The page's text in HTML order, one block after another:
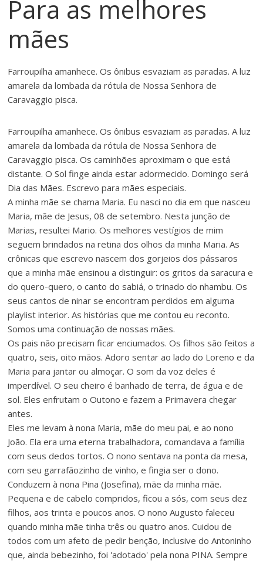
Para as melhores
mães
Farroupilha amanhece. Os ônibus esvaziam as paradas. A luz
amarela da lombada da rótula de Nossa Senhora de
Caravaggio pisca.
Farroupilha amanhece. Os ônibus esvaziam as paradas. A luz
amarela da lombada da rótula de Nossa Senhora de
Caravaggio pisca. Os caminhões aproximam o que está
distante. O Sol finge ainda estar adormecido. Domingo será
Dia das Mães. Escrevo para mães especiais.
A minha mãe se chama Maria. Eu nasci no dia em que nasceu
Maria, mãe de Jesus, 08 de setembro. Nesta junção de
Marias, resultei Mario. Os melhores vestígios de mim
seguem brindados na retina dos olhos da minha Maria. As
crônicas que escrevo nascem dos gorjeios dos pássaros
que a minha mãe ensinou a distinguir: os gritos da saracura e
do quero-quero, o canto do sabiá, o trinado do nhambu. Os
seus cantos de ninar se encontram perdidos em alguma
playlist interior. As histórias que me contou eu reconto.
Somos uma continuação de nossas mães.
Os pais não precisam ficar enciumados. Os filhos são feitos a
quatro, seis, oito mãos. Adoro sentar ao lado do Loreno e da
Maria para jantar ou almoçar. O som da voz deles é
imperdível. O seu cheiro é banhado de terra, de água e de
sol. Eles enfrutam o Outono e fazem a Primavera chegar
antes.
Eles me levam à nona Maria, mãe do meu pai, e ao nono
João. Ela era uma eterna trabalhadora, comandava a família
com seus dedos tortos. O nono sentava na ponta da mesa,
com seu garrafãozinho de vinho, e fingia ser o dono.
Conduzem à nona Pina (Josefina), mãe da minha mãe.
Pequena e de cabelo compridos, ficou a sós, com seus dez
filhos, aos trinta e poucos anos. O nono Augusto faleceu
quando minha mãe tinha três ou quatro anos. Cuidou de
todos com um afeto de pedir benção, inclusive do Antoninho
que, ainda bebezinho, foi 'adotado' pela nona PINA. Sempre